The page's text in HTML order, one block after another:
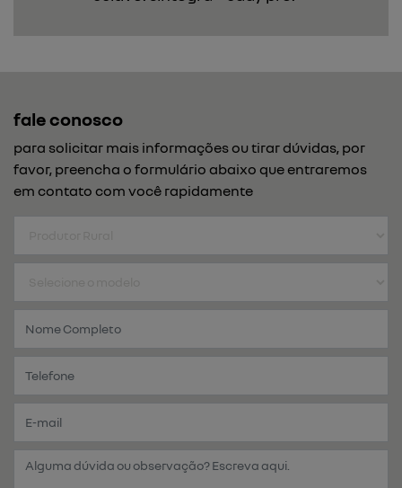
fale conosco
para solicitar mais informações ou tirar dúvidas, por
favor, preencha o formulário abaixo que entraremos
em contato com você rapidamente